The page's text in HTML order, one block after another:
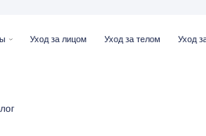
Уход за лицом Уход за телом Уход за волосами